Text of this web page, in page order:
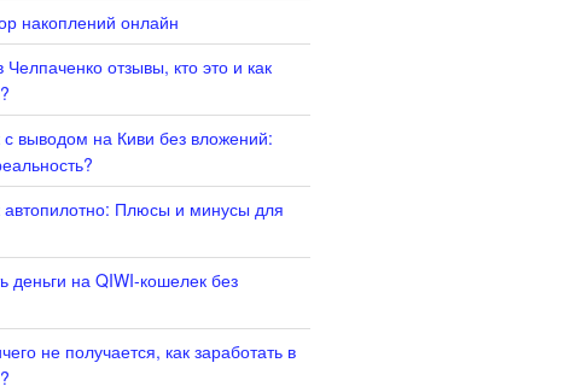
накоплений онлайн
Челпаченко отзывы, кто это и как
с выводом на Киви без вложений:
автопилотно: Плюсы и минусы для
деньги на QIWI-кошелек без
не получается, как заработать в